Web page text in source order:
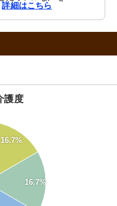
詳細はこちら
護度
16.7%
16.7%